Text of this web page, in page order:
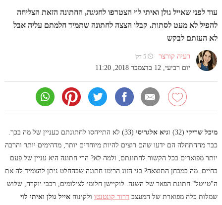
עוד לפני שאייל גולן ואיתי לוי הצטרפו לחגיגה, החתונה הזאת הצליחה
להפיל לא מעט לסתות. קבלו הצצה לחתונה שתמיד חלמתם עליה אבל
לא העזתם לבקש
רעיה קורצר ⏲ 5 דק'
יום רביעי, 12 בדצמבר 2018, 11:20
מיכל שריקי(32) ו גיא אלגריסי
(33) לא התייחסו לחתונתם כעניין של מה בכך.
כבר מההתחלה הם ידעו שהם רוצים להיות מיוחדים יותר, מדהימים יותר והרבה
יותר מפוארים בכל הקשור לחתונתם, ולמה לא? הרי חתונה היא עניין של פעם
בחיים. מה במבחן התוצאה? בני הזוג הרימו חתונה שבהחלט ניתן להצמיד לה את
ה"טייטל" חתונת הפאר של השנה. לוקיישן חלומי לצילומים, רכבי יוקרה, שלוש
שמלות כלה מפוארת של המעצב דרור קונטנטוולקינוח אייל גולן ואיתי לוי